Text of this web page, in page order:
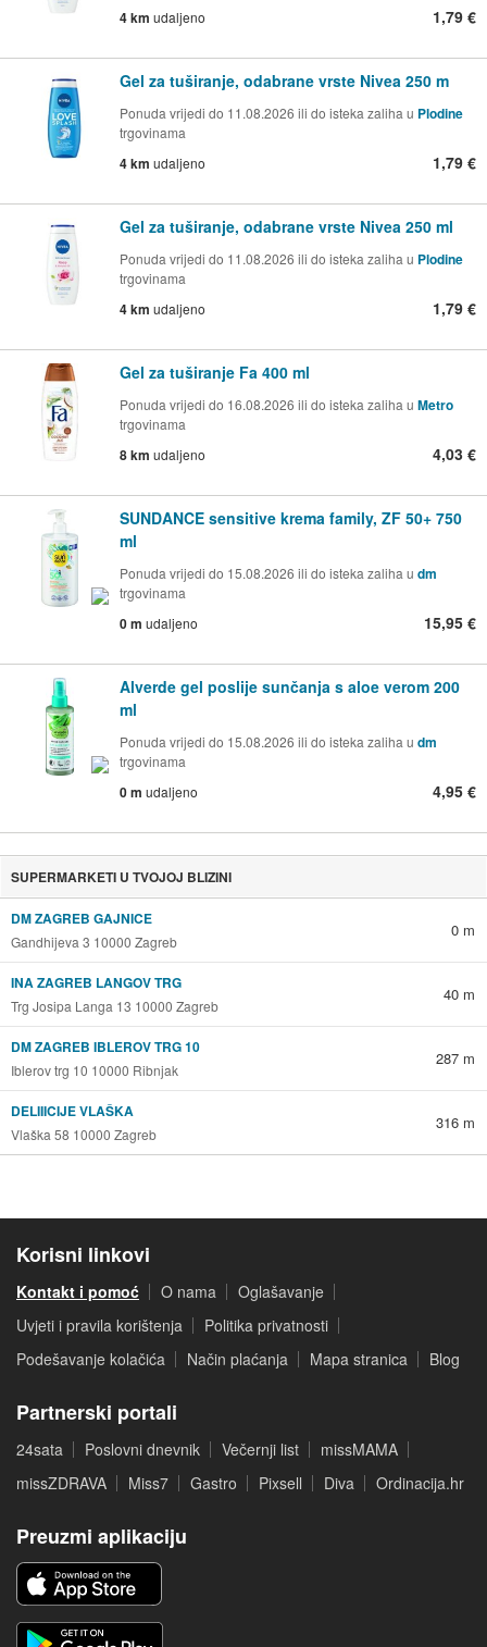
4 km udaljeno 1,79 €
Gel za tuširanje, odabrane vrste Nivea 250 m
Ponuda vrijedi do 11.08.2026 ili do isteka zaliha u Plodine
trgovinama
4 km udaljeno 1,79 €
Gel za tuširanje, odabrane vrste Nivea 250 ml
Ponuda vrijedi do 11.08.2026 ili do isteka zaliha u Plodine
trgovinama
4 km udaljeno 1,79 €
Gel za tuširanje Fa 400 ml
Ponuda vrijedi do 16.08.2026 ili do isteka zaliha u Metro
trgovinama
8 km udaljeno 4,03 €
SUNDANCE sensitive krema family, ZF 50+ 750
ml
Ponuda vrijedi do 15.08.2026 ili do isteka zaliha u dm
trgovinama
0 m udaljeno 15,95 €
Alverde gel poslije sunčanja s aloe verom 200
ml
Ponuda vrijedi do 15.08.2026 ili do isteka zaliha u dm
trgovinama
0 m udaljeno 4,95 €
SUPERMARKETI U TVOJOJ BLIZINI
DM ZAGREB GAJNICE
Gandhijeva 3 10000 Zagreb
0 m
INA ZAGREB LANGOV TRG
Trg Josipa Langa 13 10000 Zagreb
40 m
DM ZAGREB IBLEROV TRG 10
Iblerov trg 10 10000 Ribnjak
287 m
DELIIICIJE VLAŠKA
Vlaška 58 10000 Zagreb
316 m
Korisni linkovi
Kontakt i pomoć O nama
Oglašavanje
Uvjeti i pravila korištenja
Politika privatnosti
Podešavanje kolačića
Način plaćanja Mapa stranica Blog
Partnerski portali
24sata Poslovni dnevnik Večernji list
missMAMA
missZDRAVA
Miss7 Gastro Pixsell Diva Ordinacija.hr
Preuzmi aplikaciju